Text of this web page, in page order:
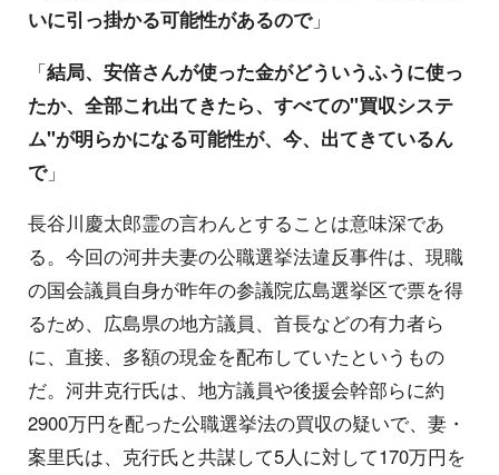
いに引っ掛かる可能性があるので」
「結局、安倍さんが使った金がどういうふうに使っ
たか、全部これ出てきたら、すべての"買収システ
ム"が明らかになる可能性が、今、出てきているん
で」
長谷川慶太郎霊の言わんとすることは意味深であ
る。今回の河井夫妻の公職選挙法違反事件は、現職
の国会議員自身が昨年の参議院広島選挙区で票を得
るため、広島県の地方議員、首長などの有力者ら
に、直接、多額の現金を配布していたというもの
だ。河井克行氏は、地方議員や後援会幹部らに約
2900万円を配った公職選挙法の買収の疑いで、妻・
案里氏は、克行氏と共謀して5人に対して170万円を